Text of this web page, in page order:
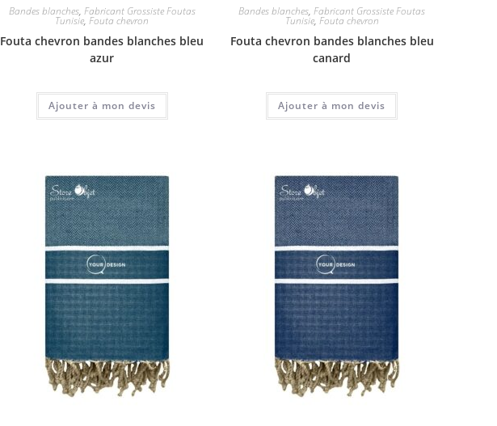
Bandes blanches, Fabricant Grossiste Foutas
Tunisie,Fouta chevron
Fouta chevron bandes blanches bleu
azur
Ajouter à mon devis
Bandes blanches,Fabricant Grossiste Foutas
Tunisie, Fouta chevron
Fouta chevron bandes blanches bleu
canard
Ajouter à mon devis